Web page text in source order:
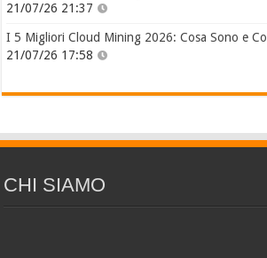
21/07/26 21:37
I 5 Migliori Cloud Mining 2026: Cosa Sono e
21/07/26 17:58
CHI SIAMO